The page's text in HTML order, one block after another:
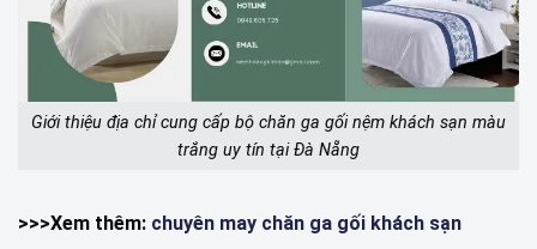
Giới thiệu địa chỉ cung cấp bộ chăn ga gối nệm khách sạn màu
trắng uy tín tại Đà Nẵng
>>>Xem thêm: chuyên may chăn ga gối khách sạn